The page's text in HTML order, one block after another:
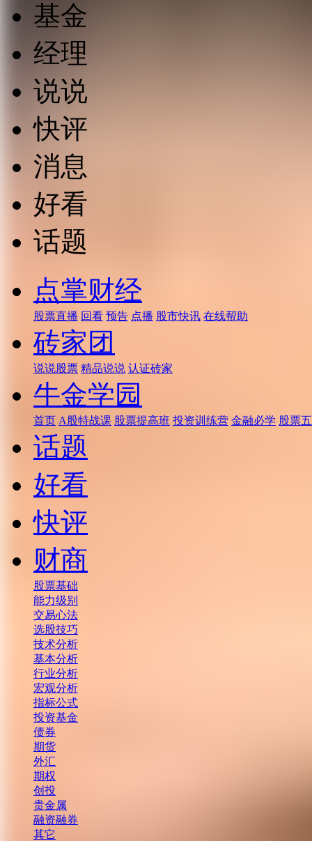
基金
经理
说说
快评
消息
好看
话题
点掌财经
股票直播 回看 预告 点播 股市快讯 在线帮助
砖家团
说说股票 精品说说 认证砖家
牛金学园
首页 A股特战课 股票提高班 投资训练营 金融必学 股票
话题
好看
快评
财商
股票基础
能力级别
交易心法
选股技巧
技术分析
基本分析
行业分析
宏观分析
指标公式
投资基金
债券
期货
外汇
期权
创投
贵金属
融资融券
其它